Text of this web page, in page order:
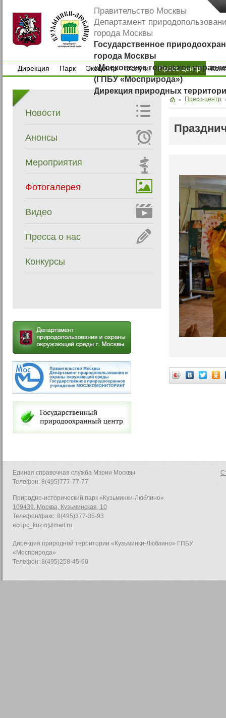
Правительство Москвы
Департамент
города Москвы
Государственное
города Москвы
«Московское городское
(ГПБУ «Мосприрода»)
Дирекция природных
Дирекция
Парк
Экоцентр
Экоцентр
Услуги
Услуги
Пресс-центр
Новости
Анонсы
Мероприятия
Фотогалерея
Видео
Пресса о нас
Конкурсы
Пресс-центр
Единая справочная служба Мэрии Москвы
Телефон: 8(495)777-77-77
Природно-исторический парк «Кузьминки-Люблино»
109439, Москва, Кузьминская, 10
Телефон/факс: 8(495)377-35-93
ecopc_kuzm@mail.ru
Дирекция природной территории «Кузьминки-Люблино» ГПБУ
«Мосприрода»
Телефон: 8(495)258-45-60